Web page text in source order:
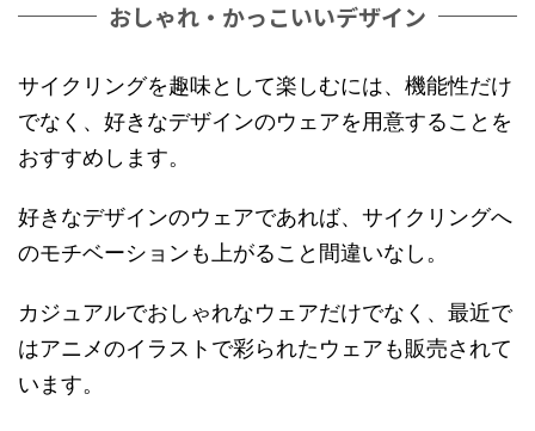
おしゃれ・かっこいいデザイン
サイクリングを趣味として楽しむには、機能性だけ
でなく、好きなデザインのウェアを用意することを
おすすめします。
好きなデザインのウェアであれば、サイクリングへ
のモチベーションも上がること間違いなし。
カジュアルでおしゃれなウェアだけでなく、最近で
はアニメのイラストで彩られたウェアも販売されて
います。